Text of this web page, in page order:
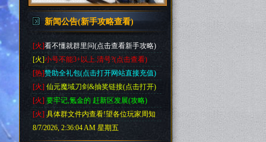
新闻公告(新手攻略查看)
[火]看不懂就群里问(点击查看新手攻略)
[火]小号不能3+以上.清号?(点击查看)
[热]赞助全礼包(点击打开网站直接充值)
[火] 仙元魔域刀剑&抽奖链接(点击打开)
[火] 要牢记,氪金的 赶新区发展(攻略)
[火] 具体群文件内查看!望各位玩家周知
8/7/2026, 2:36:04 AM 星期五